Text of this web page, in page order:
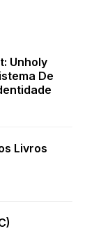
Unholy
De
Livros